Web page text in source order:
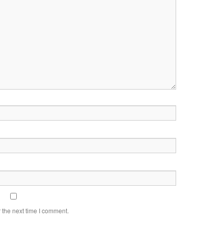
next time I comment.